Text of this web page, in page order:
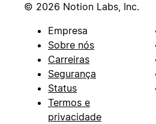
© 2026 Notion Labs, Inc.
Empresa
Sobre nós
Carreiras
Segurança
Status
Termos e
privacidade